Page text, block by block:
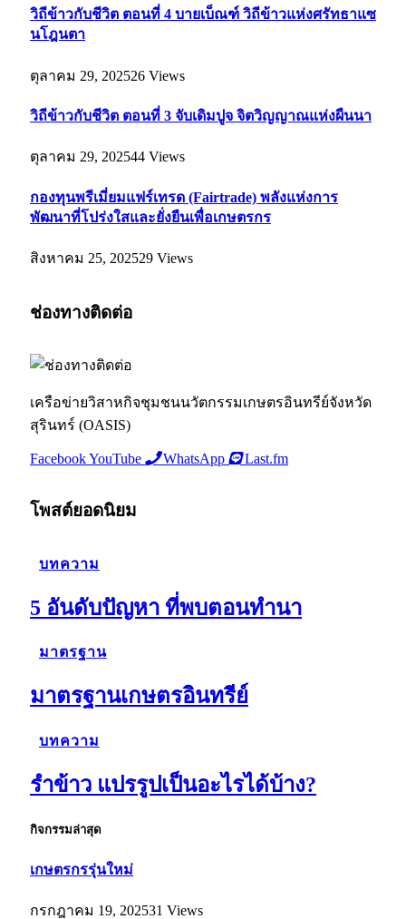
วิถีข้าวกับชีวิต ตอนที่ 4 บายเบ็ณฑ์ วิถีข้าวแห่งศรัทธาแซ
นโฎนตา
ตุลาคม 29, 202526 Views
วิถีข้าวกับชีวิต ตอนที่ 3 จับเดิมปูจ จิตวิญญาณแห่งผืนนา
ตุลาคม 29, 202544 Views
กองทุนพรีเมี่ยมแฟร์เทรด (Fairtrade) พลังแห่งการ
พัฒนาที่โปร่งใสและยั่งยืนเพื่อเกษตรกร
สิงหาคม 25, 202529 Views
ช่องทางติดต่อ
เครือข่ายวิสาหกิจชุมชนนวัตกรรมเกษตรอินทรีย์จังหวัด
สุรินทร์ (OASIS)
FacebookYouTube WhatsApp Last.fm
โพสต์ยอดนิยม
บทความ
5 อันดับปัญหา ที่พบตอนทำนา
มาตรฐาน
มาตรฐานเกษตรอินทรีย์
บทความ
รำข้าว แปรรูปเป็นอะไรได้บ้าง?
กิจกรรมล่าสุด
เกษตรกรรุ่นใหม่
กรกฎาคม 19, 202531 Views